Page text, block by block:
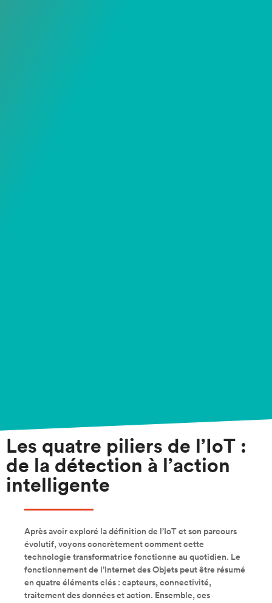
Les quatre piliers de l’IoT :
de la détection à l’action
intelligente
Après avoir exploré la définition de l’IoT et son parcours
évolutif, voyons concrètement comment cette
technologie transformatrice fonctionne au quotidien. Le
fonctionnement de l’Internet des Objets peut être résumé
en quatre éléments clés : capteurs, connectivité,
traitement des données et action. Ensemble, ces